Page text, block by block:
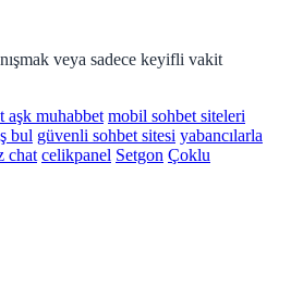
veya sadece keyifli vakit
aşk muhabbet mobil sohbet siteleri
bul güvenli sohbet sitesi yabancılarla
chat celikpanel Setgon Çoklu